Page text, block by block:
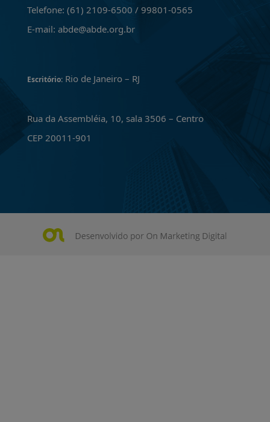
Telefone: (61) 2109-6500 / 99801-0565
E-mail: abde@abde.org.br
Escritório:Rio de Janeiro – RJ
Rua da Assembléia, 10, sala 3506 – Centro
CEP 20011-901